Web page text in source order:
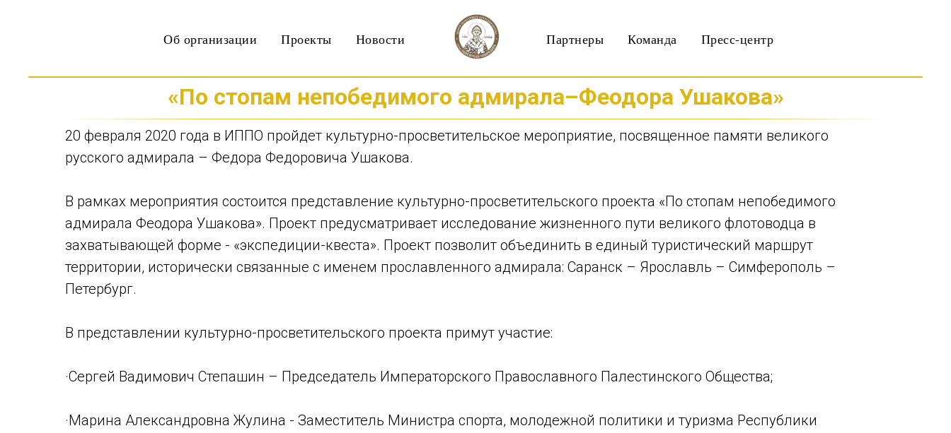
Об организации Проекты Новости Партнеры Команда Пресс-центр
«По стопам непобедимого адмирала–Феодора Ушакова»
20 февраля 2020 года в ИППО пройдет культурно-просветительское мероприятие, посвященное памяти великого
русского адмирала – Федора Федоровича Ушакова.
В рамках мероприятия состоится представление культурно-просветительского проекта «По стопам непобедимого
адмирала Феодора Ушакова». Проект предусматривает исследование жизненного пути великого флотоводца в
захватывающей форме - «экспедиции-квеста». Проект позволит объединить в единый туристический маршрут
территории, исторически связанные с именем прославленного адмирала: Саранск – Ярославль – Симферополь –
Петербург.
В представлении культурно-просветительского проекта примут участие:
·Сергей Вадимович Степашин – Председатель Императорского Православного Палестинского Общества;
·Марина Александровна Жулина - Заместитель Министра спорта, молодежной политики и туризма Республики